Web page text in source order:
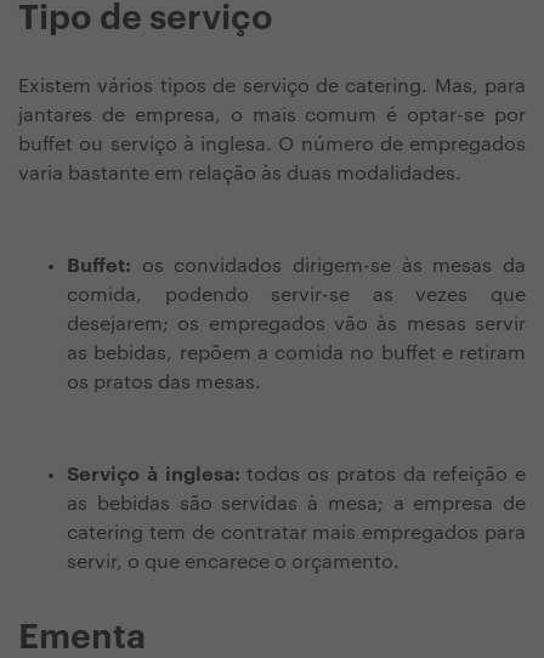
Tipo de serviço
Existem vários tipos de serviço de catering. Mas, para
jantares de empresa, o mais comum é optar-se por
buffet ou serviço à inglesa. O número de empregados
varia bastante em relação às duas modalidades.
Buffet: os convidados dirigem-se às mesas da
comida, podendo servir-se as vezes que
desejarem; os empregados vão às mesas servir
as bebidas, repõem a comida no buffet e retiram
os pratos das mesas.
Serviço à inglesa: todos os pratos da refeição e
as bebidas são servidas à mesa; a empresa de
catering tem de contratar mais empregados para
servir, o que encarece o orçamento.
Ementa